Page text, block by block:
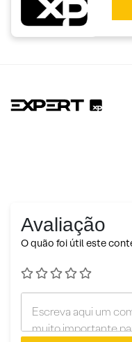
Avaliação
O quão foi útil este